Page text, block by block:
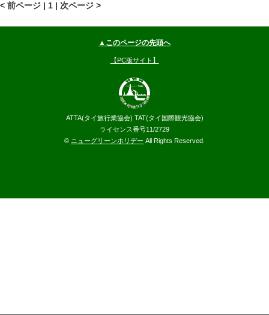
< 前ページ | 1 | 次ページ >
▲このページの先頭へ
【PC版サイト】
ATTA(タイ旅行業協会) TAT(タイ国際観光協会)
ライセンス番号11/2729
© ニューグリーンホリデー All Rights Reserved.